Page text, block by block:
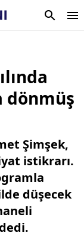
dönmüş
Şimşek,
istikrarı.
düşecek